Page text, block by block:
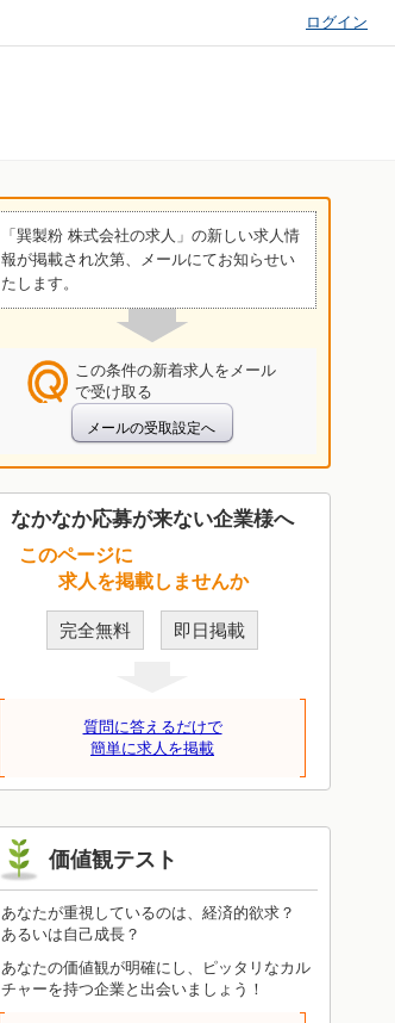
ログイン
「巽製粉 株式会社の求人」の新しい求人情
報が掲載され次第、メールにてお知らせい
たします。
この条件の新着求人をメール
で受け取る
なかなか応募が来ない企業様へ
このページに
求人を掲載しませんか
完全無料 即日掲載
質問に答えるだけで
簡単に求人を掲載
価値観テスト
あなたが重視しているのは、経済的欲求？
あるいは自己成長？
あなたの価値観が明確にし、ピッタリなカル
チャーを持つ企業と出会いましょう！